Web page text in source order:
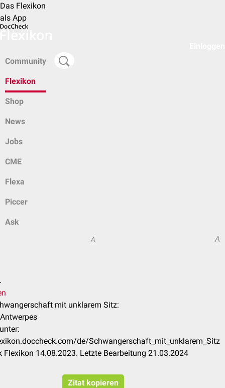
Das Flexikon
als App
Community
Flexikon
Shop
News
Jobs
CME
Flexa
Piccer
Ask
A A
mit unklarem Sitz:
de/Schwangerschaft_mit_unklarem_Sitz
Flexikon 14.08.2023. Letzte Bearbeitung 21.03.2024
Zitat kopieren